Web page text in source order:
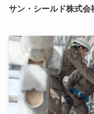
サン・シールド株式会